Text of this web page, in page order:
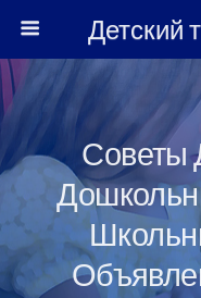
Детский
Советы